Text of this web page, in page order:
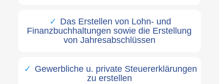
Das Erstellen von Lohn- und
Finanzbuchhaltungen sowie die Erstellung
von Jahresabschlüssen
Gewerbliche u. private Steuererklärungen
zu erstellen